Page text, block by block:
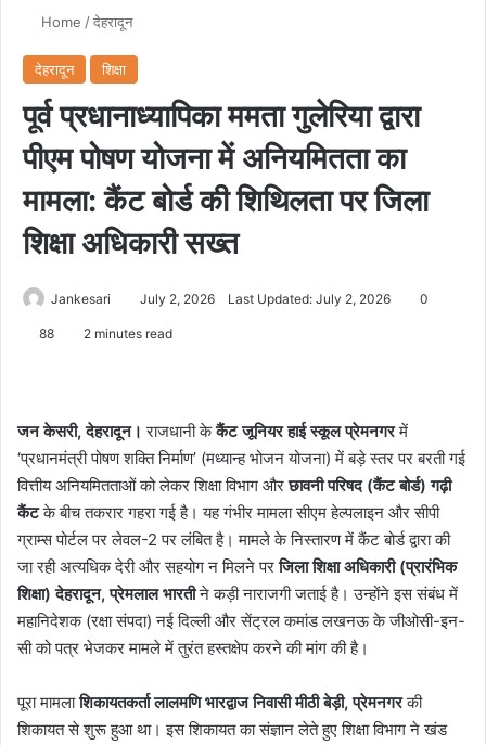
Home /देहरादून
देहरादून शिक्षा
पूर्व प्रधानाध्यापिका ममता गुलेरिया द्वारा
पीएम पोषण योजना में अनियमितता का
मामला: कैंट बोर्ड की शिथिलता पर जिला
शिक्षा अधिकारी सख्त
Jankesari July 2, 2026 Last Updated: July 2, 2026 0
88 2 minutes read
जन केसरी, देहरादून। राजधानी केकैंट जूनियर हाई स्कूल प्रेमनगरमें
‘प्रधानमंत्री पोषण शक्ति निर्माण’ (मध्यान्ह भोजन योजना) में बड़े स्तर पर बरती गई
वित्तीय अनियमितताओं को लेकर शिक्षा विभाग औरछावनी परिषद (कैंट बोर्ड) गढ़ी
कैंटके बीच तकरार गहरा गई है। यह गंभीर मामला सीएम हेल्पलाइन और सीपी
ग्राम्स पोर्टल पर लेवल-2 पर लंबित है। मामले के निस्तारण में कैंट बोर्ड द्वारा की
जा रही अत्यधिक देरी और सहयोग न मिलने परजिला शिक्षा अधिकारी (प्रारंभिक
शिक्षा) देहरादून, प्रेमलाल भारतीने कड़ी नाराजगी जताई है। उन्होंने इस संबंध में
महानिदेशक (रक्षा संपदा) नई दिल्ली और सेंट्रल कमांड लखनऊ के जीओसी-इन-
सी को पत्र भेजकर मामले में तुरंत हस्तक्षेप करने की मांग की है।
पूरा मामलाशिकायतकर्ता लालमणि भारद्वाज निवासी मीठी बेड़ी, प्रेमनगरकी
शिकायत से शुरू हुआ था। इस शिकायत का संज्ञान लेते हुए शिक्षा विभाग ने खंड